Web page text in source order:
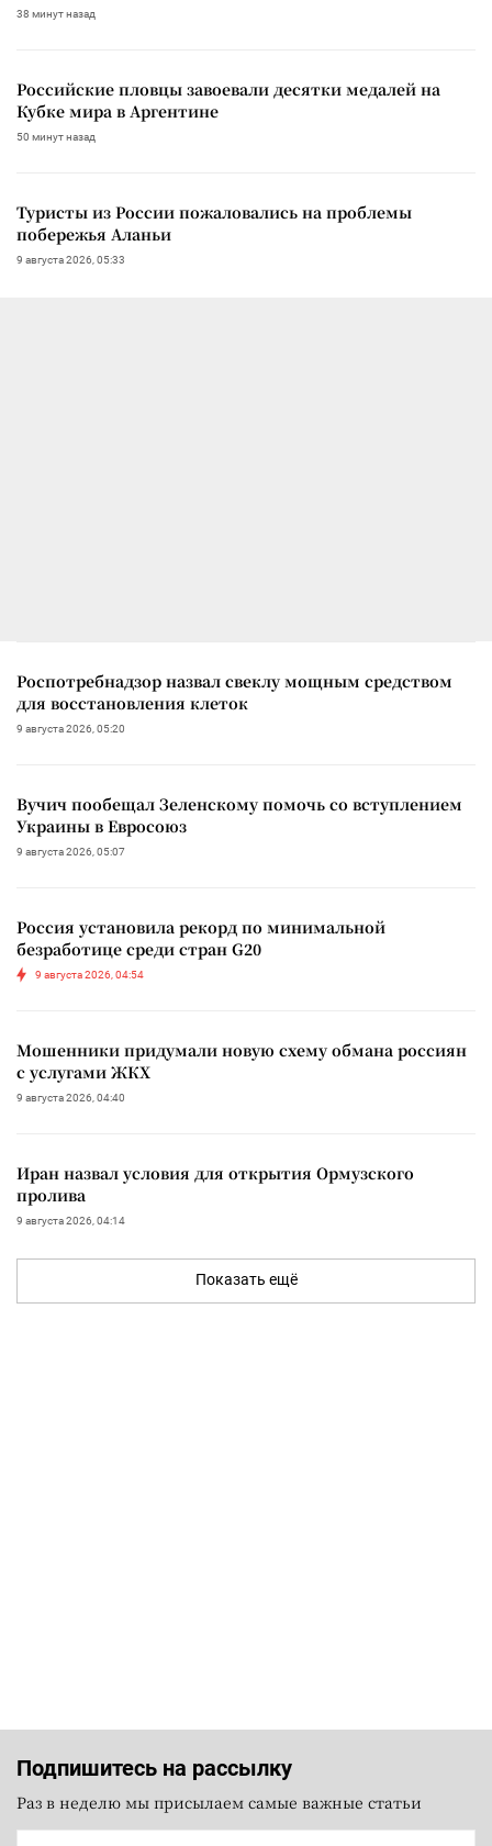
38 минут назад
Российские пловцы завоевали десятки медалей на
Кубке мира в Аргентине
50 минут назад
Туристы из России пожаловались на проблемы
побережья Аланьи
9 августа 2026, 05:33
Роспотребнадзор назвал свеклу мощным средством
для восстановления клеток
9 августа 2026, 05:20
Вучич пообещал Зеленскому помочь со вступлением
Украины в Евросоюз
9 августа 2026, 05:07
Россия установила рекорд по минимальной
безработице среди стран G20
9 августа 2026, 04:54
Мошенники придумали новую схему обмана россиян
с услугами ЖКХ
9 августа 2026, 04:40
Иран назвал условия для открытия Ормузского
пролива
9 августа 2026, 04:14
Показать ещё
Подпишитесь на рассылку
Раз в неделю мы присылаем самые важные статьи